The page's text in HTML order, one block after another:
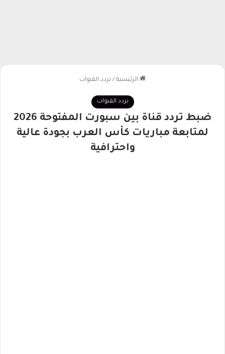
الرئيسية / تردد القنوات
تردد القنوات
ضبط تردد قناة بين سبورت المفتوحة 2026
لمتابعة مباريات كأس العرب بجودة عالية
واحترافية